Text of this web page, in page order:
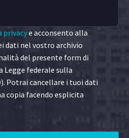
privacye acconsento alla
dati nel vostro archivio
del presente form di
Legge federale sulla
Potrai cancellare i tuoi dati
copia facendo esplicita